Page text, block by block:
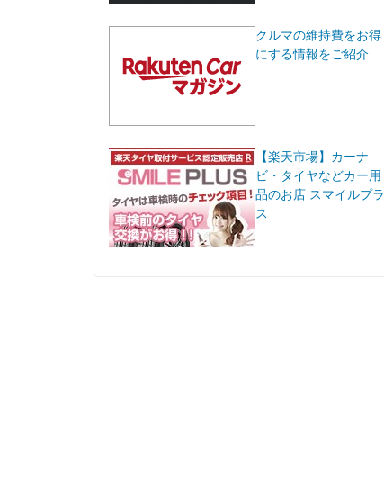
クルマの維持費をお得
にする情報をご紹介
【楽天市場】カーナ
ビ・タイヤなどカー用
品のお店 スマイルプラ
ス